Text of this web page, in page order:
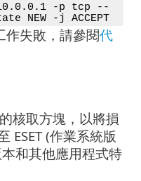
-p tcp --
NEW -j ACCEPT
作失敗，請參閱代
核取方塊，以將損
ESET (作業系統版
和其他應用程式特